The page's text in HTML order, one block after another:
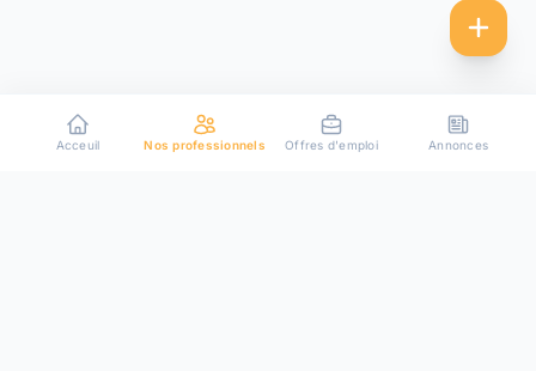
Acceuil Nos professionnels Offres d'emploi Annonces